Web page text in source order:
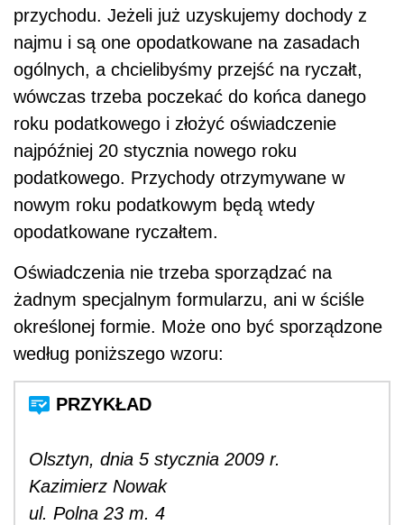
przychodu. Jeżeli już uzyskujemy dochody z
najmu i są one opodatkowane na zasadach
ogólnych, a chcielibyśmy przejść na ryczałt,
wówczas trzeba poczekać do końca danego
roku podatkowego i złożyć oświadczenie
najpóźniej 20 stycznia nowego roku
podatkowego. Przychody otrzymywane w
nowym roku podatkowym będą wtedy
opodatkowane ryczałtem.
Oświadczenia nie trzeba sporządzać na
żadnym specjalnym formularzu, ani w ściśle
określonej formie. Może ono być sporządzone
według poniższego wzoru:
Olsztyn, dnia 5 stycznia 2009 r.
Kazimierz Nowak
ul. Polna 23 m. 4